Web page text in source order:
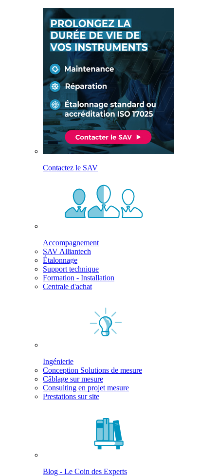
Contactez le SAV
Accompagnement
SAV Alliantech
Étalonnage
Support technique
Formation - Installation
Centrale d'achat
Ingénierie
Conception Solutions de mesure
Câblage sur mesure
Consulting en projet mesure
Prestations sur site
Blog - Le Coin des Experts